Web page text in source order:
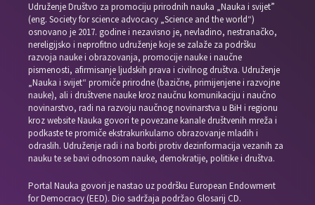
Udruženje Društvo za promociju prirodnih nauka „Nauka i svijet”
(eng. Society for science advocacy „Science and the world“)
osnovano je 2017. godine i nezavisno je, nevladino, nestranačko,
nereligijsko i neprofitno udruženje koje se zalaže za podršku
razvoja nauke i obrazovanja, promocije nauke i naučne
pismenosti, afirmisanje ljudskih prava i civilnog društva. Udruženje
„Nauka i svijet“ promiče prirodne (bazične, primijenjene i razvojne
nauke), ali i društvene nauke kroz naučnu komunikaciju i naučno
novinarstvo, radi na razvoju naučnog novinarstva u BiH i regionu
kroz website Nauka govori te povezane kanale društvenih mreža i
podkaste te promiče ekstrakurikularno obrazovanje mladih i
odraslih. Udruženje radi i na borbi protiv dezinformacija vezanih za
nauku te se bavi odnosom nauke, demokratije, politike i društva.
Portal Nauka govori je nastao uz podršku European Endowment
for Democracy (EED). Dio sadržaja podržao Glosarij CD.